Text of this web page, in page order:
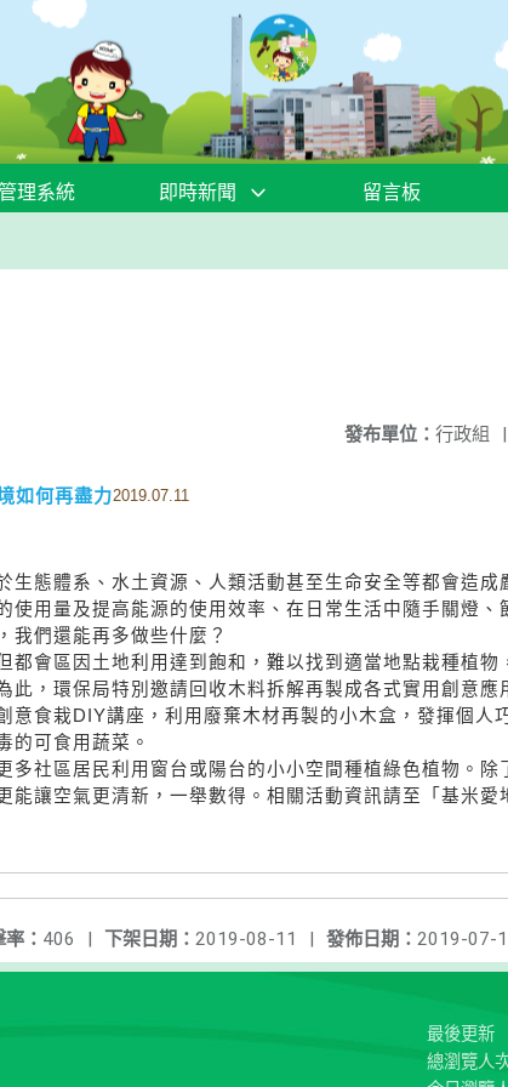
理系統 即時新聞 留言板
發布單位： 行政組 |
如何再盡力2019.07.11
態體系、水土資源、人類活動甚至生命安全等都會造成
用量及提高能源的使用效率、在日常生活中隨手關燈、
我們還能再多做些什麼？
會區因土地利用達到飽和，難以找到適當地點栽種植物
，環保局特別邀請回收木料拆解再製成各式實用創意應
食栽DIY講座，利用廢棄木材再製的小木盒，發揮個人
的可食用蔬菜。
社區居民利用窗台或陽台的小小空間種植綠色植物。除
讓空氣更清新，一舉數得。相關活動資訊請至「基米愛
發佈日期： 2019-07-
下架日期： 2019-08-11 |
： 406 |
最後更新
總瀏覽人